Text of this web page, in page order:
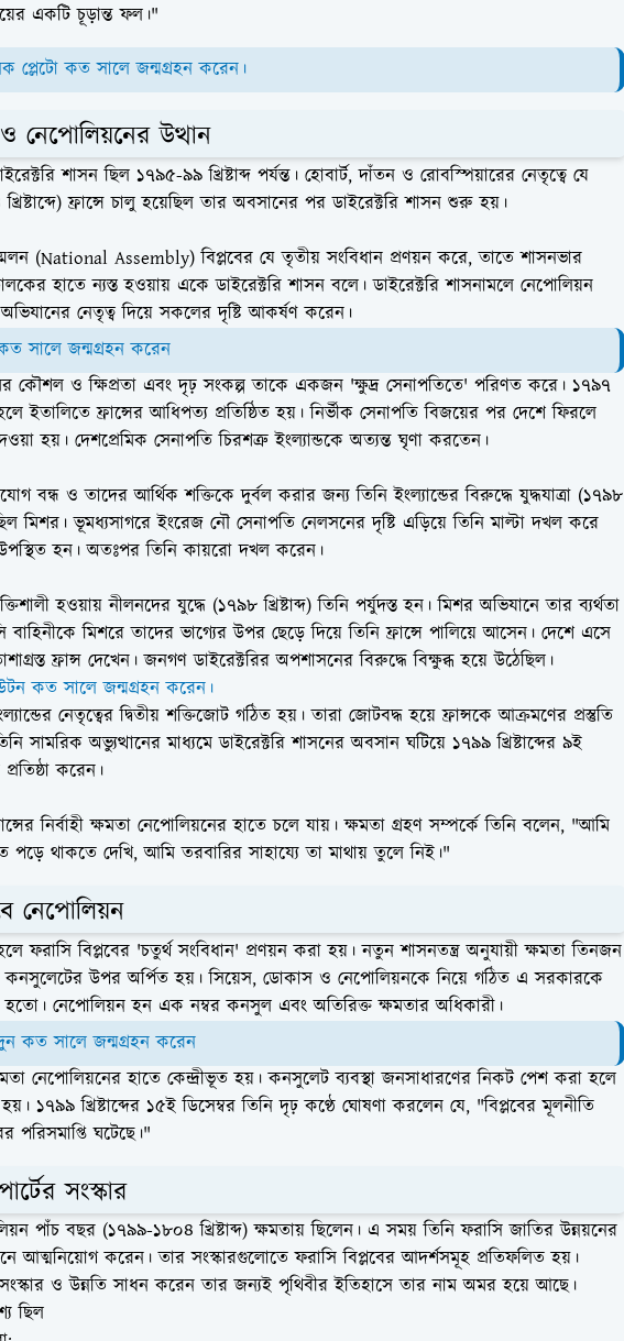
একটি চূড়ান্ত ফল।"
প্লেটো কত সালে জন্মগ্রহন করেন।
নেপোলিয়নের উত্থান
শাসন ছিল ১৭৯৫-৯৯ খ্রিষ্টাব্দ পর্যন্ত। হোবার্ট, দাঁতন ও রোবস্পিয়ারের নেতৃত্বে যে
ফ্রান্সে চালু হয়েছিল তার অবসানের পর ডাইরেক্টরি শাসন শুরু হয়।
(National Assembly) বিপ্লবের যে তৃতীয় সংবিধান প্রণয়ন করে, তাতে শাসনভার
হাতে ন্যস্ত হওয়ায় একে ডাইরেক্টরি শাসন বলে। ডাইরেক্টরি শাসনামলে নেপোলিয়ন
অভিযানের নেতৃত্ব দিয়ে সকলের দৃষ্টি আকর্ষণ করেন।
সালে জন্মগ্রহন করেন
কৌশল ও ক্ষিপ্রতা এবং দৃঢ় সংকল্প তাকে একজন 'ক্ষুদ্র সেনাপতিতে' পরিণত করে। ১৭৯৭
হলে ইতালিতে ফ্রান্সের আধিপত্য প্রতিষ্ঠিত হয়। নির্ভীক সেনাপতি বিজয়ের পর দেশে ফিরলে
হয়। দেশপ্রেমিক সেনাপতি চিরশত্রু ইংল্যান্ডকে অত্যন্ত ঘৃণা করতেন।
বন্ধ ও তাদের আর্থিক শক্তিকে দুর্বল করার জন্য তিনি ইংল্যান্ডের বিরুদ্ধে যুদ্ধযাত্রা (১৭৯৮
ছিল মিশর। ভূমধ্যসাগরে ইংরেজ নৌ সেনাপতি নেলসনের দৃষ্টি এড়িয়ে তিনি মাল্টা দখল করে
উপস্থিত হন। অতঃপর তিনি কায়রো দখল করেন।
হওয়ায় নীলনদের যুদ্ধে (১৭৯৮ খ্রিষ্টাব্দ) তিনি পর্যুদস্ত হন। মিশর অভিযানে তার ব্যর্থতা
মিশরে তাদের ভাগ্যের উপর ছেড়ে দিয়ে তিনি ফ্রান্সে পালিয়ে আসেন। দেশে এসে
ফ্রান্স দেখেন। জনগণ ডাইরেক্টরির অপশাসনের বিরুদ্ধে বিক্ষুব্ধ হয়ে উঠেছিল।
কত সালে জন্মগ্রহন করেন।
নেতৃত্বের দ্বিতীয় শক্তিজোট গঠিত হয়। তারা জোটবদ্ধ হয়ে ফ্রান্সকে আক্রমণের প্রস্তুতি
সামরিক অভ্যুত্থানের মাধ্যমে ডাইরেক্টরি শাসনের অবসান ঘটিয়ে ১৭৯৯ খ্রিষ্টাব্দের ৯ই
করেন।
নির্বাহী ক্ষমতা নেপোলিয়নের হাতে চলে যায়। ক্ষমতা গ্রহণ সম্পর্কে তিনি বলেন, "আমি
পড়ে থাকতে দেখি, আমি তরবারির সাহায্যে তা মাথায় তুলে নিই।"
নেপোলিয়ন
ফরাসি বিপ্লবের 'চতুর্থ সংবিধান' প্রণয়ন করা হয়। নতুন শাসনতন্ত্র অনুযায়ী ক্ষমতা তিনজন
কনসুলেটের উপর অর্পিত হয়। সিয়েস, ডোকাস ও নেপোলিয়নকে নিয়ে গঠিত এ সরকারকে
হতো। নেপোলিয়ন হন এক নম্বর কনসুল এবং অতিরিক্ত ক্ষমতার অধিকারী।
কত সালে জন্মগ্রহন করেন
নেপোলিয়নের হাতে কেন্দ্রীভূত হয়। কনসুলেট ব্যবস্থা জনসাধারণের নিকট পেশ করা হলে
১৭৯৯ খ্রিষ্টাব্দের ১৫ই ডিসেম্বর তিনি দৃঢ় কণ্ঠে ঘোষণা করলেন যে, "বিপ্লবের মূলনীতি
পরিসমাপ্তি ঘটেছে।"
সংস্কার
পাঁচ বছর (১৭৯৯-১৮০৪ খ্রিষ্টাব্দ) ক্ষমতায় ছিলেন। এ সময় তিনি ফরাসি জাতির উন্নয়নের
আত্মনিয়োগ করেন। তার সংস্কারগুলোতে ফরাসি বিপ্লবের আদর্শসমূহ প্রতিফলিত হয়।
সংস্কার ও উন্নতি সাধন করেন তার জন্যই পৃথিবীর ইতিহাসে তার নাম অমর হয়ে আছে।
ছিল